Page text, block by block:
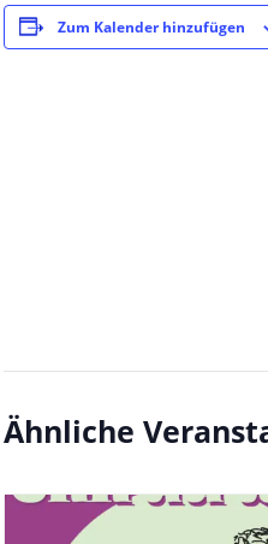
Zum Kalender hinzufügen
Ähnliche